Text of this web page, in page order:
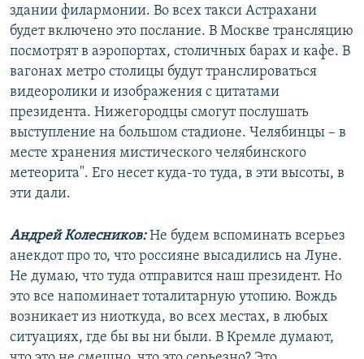
здании филармонии. Во всех такси Астрахани
будет включено это послание. В Москве трансляцию
посмотрят в аэропортах, столичных барах и кафе. В
вагонах метро столицы будут транслироваться
видеоролики и изображения с цитатами
президента. Нижегородцы смогут послушать
выступление на большом стадионе. Челябинцы – в
месте хранения мистического челябинского
метеорита". Его несет куда-то туда, в эти высоты, в
эти дали.
Андрей Колесников:Не будем вспоминать всерьез
анекдот про то, что россияне высадились на Луне.
Не думаю, что туда отправится наш президент. Но
это все напоминает тоталитарную утопию. Вождь
возникает из ниоткуда, во всех местах, в любых
ситуациях, где бы вы ни были. В Кремле думают,